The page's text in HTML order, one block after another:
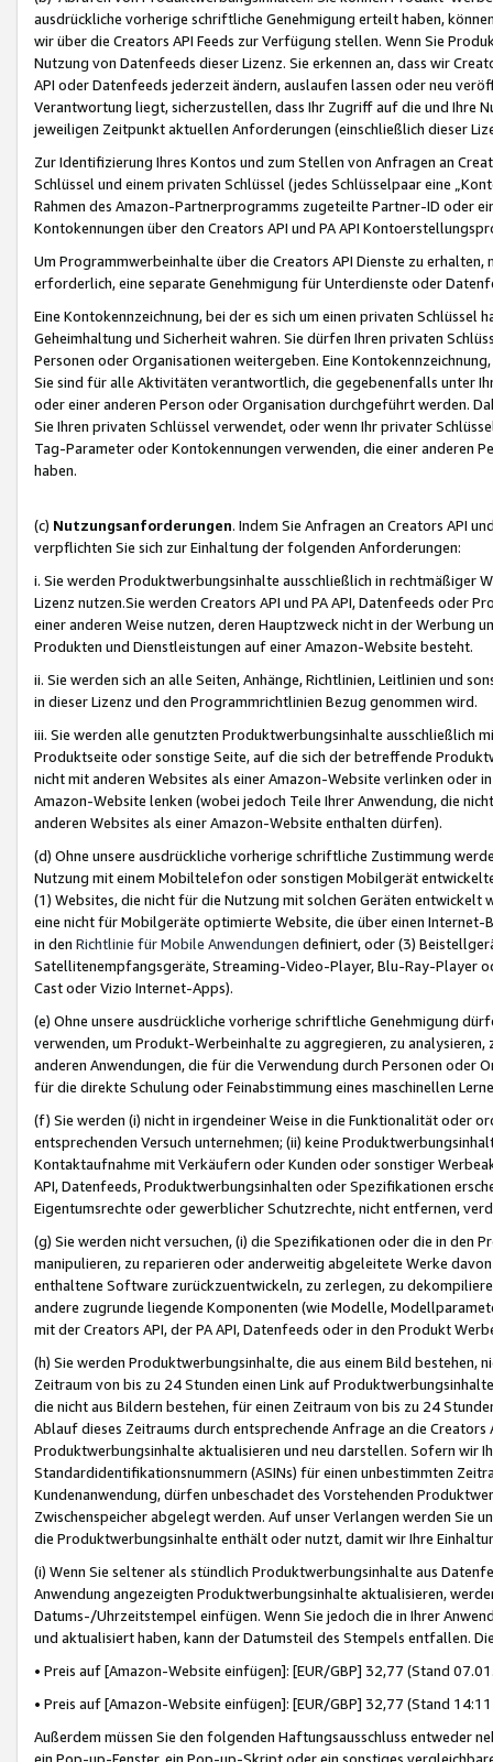
ausdrückliche vorherige schriftliche Genehmigung erteilt haben,
wir über die Creators API Feeds zur Verfügung stellen. Wenn Sie
Nutzung von Datenfeeds dieser Lizenz. Sie erkennen an, dass wir
API oder Datenfeeds jederzeit ändern, auslaufen lassen oder neu
Verantwortung liegt, sicherzustellen, dass Ihr Zugriff auf die und Ihre
jeweiligen Zeitpunkt aktuellen Anforderungen (einschließlich dieser
Zur Identifizierung Ihres Kontos und zum Stellen von Anfragen an
Schlüssel und einem privaten Schlüssel (jedes Schlüsselpaar eine
Rahmen des Amazon-Partnerprogramms zugeteilte Partner-ID oder
Kontokennungen über den Creators API und PA API
Um Programmwerbeinhalte über die Creators API Dienste zu
erforderlich, eine separate Genehmigung für Unterdienste oder
Eine Kontokennzeichnung, bei der es sich um einen privaten
Geheimhaltung und Sicherheit wahren. Sie dürfen Ihren privaten
Personen oder Organisationen weitergeben. Eine
Sie sind für alle Aktivitäten verantwortlich, die gegebenenfalls unter
oder einer anderen Person oder Organisation durchgeführt werden.
Sie Ihren privaten Schlüssel verwendet, oder wenn Ihr privater
Tag-Parameter oder Kontokennungen verwenden, die einer anderen
haben.
(c) Nutzungsanforderungen. Indem Sie Anfragen an Creators API
verpflichten Sie sich zur Einhaltung der folgenden Anforderungen:
i. Sie werden Produktwerbungsinhalte ausschließlich in rechtmäßiger
Lizenz nutzen.Sie werden Creators API und PA API, Datenfeeds oder
einer anderen Weise nutzen, deren Hauptzweck nicht in der Werbung
Produkten und Dienstleistungen auf einer Amazon-Website besteht.
ii. Sie werden sich an alle Seiten, Anhänge, Richtlinien, Leitlinien und
in dieser Lizenz und den Programmrichtlinien Bezug genommen wird.
iii. Sie werden alle genutzten Produktwerbungsinhalte ausschließlich
Produktseite oder sonstige Seite, auf die sich der betreffende
nicht mit anderen Websites als einer Amazon-Website verlinken oder
Amazon-Website lenken (wobei jedoch Teile Ihrer Anwendung, die
anderen Websites als einer Amazon-Website enthalten dürfen).
(d) Ohne unsere ausdrückliche vorherige schriftliche Zustimmung
Nutzung mit einem Mobiltelefon oder sonstigen Mobilgerät
(1) Websites, die nicht für die Nutzung mit solchen Geräten
eine nicht für Mobilgeräte optimierte Website, die über einen
in den Richtlinie für Mobile Anwendungen definiert, oder (3)
Satellitenempfangsgeräte, Streaming-Video-Player, Blu-Ray-Player
Cast oder Vizio Internet-Apps).
(e) Ohne unsere ausdrückliche vorherige schriftliche Genehmigung
verwenden, um Produkt-Werbeinhalte zu aggregieren, zu
anderen Anwendungen, die für die Verwendung durch Personen
für die direkte Schulung oder Feinabstimmung eines maschinellen
(f) Sie werden (i) nicht in irgendeiner Weise in die Funktionalität oder
entsprechenden Versuch unternehmen; (ii) keine
Kontaktaufnahme mit Verkäufern oder Kunden oder sonstiger
API, Datenfeeds, Produktwerbungsinhalten oder Spezifikationen
Eigentumsrechte oder gewerblicher Schutzrechte, nicht entfernen,
(g) Sie werden nicht versuchen, (i) die Spezifikationen oder die in
manipulieren, zu reparieren oder anderweitig abgeleitete Werke
enthaltene Software zurückzuentwickeln, zu zerlegen, zu
andere zugrunde liegende Komponenten (wie Modelle,
mit der Creators API, der PA API, Datenfeeds oder in den Produkt
(h) Sie werden Produktwerbungsinhalte, die aus einem Bild bestehen,
Zeitraum von bis zu 24 Stunden einen Link auf
die nicht aus Bildern bestehen, für einen Zeitraum von bis zu 24
Ablauf dieses Zeitraums durch entsprechende Anfrage an die
Produktwerbungsinhalte aktualisieren und neu darstellen. Sofern wir
Standardidentifikationsnummern (ASINs) für einen unbestimmten
Kundenanwendung, dürfen unbeschadet des Vorstehenden
Zwischenspeicher abgelegt werden. Auf unser Verlangen werden Sie
die Produktwerbungsinhalte enthält oder nutzt, damit wir Ihre
(i) Wenn Sie seltener als stündlich Produktwerbungsinhalte aus
Anwendung angezeigten Produktwerbungsinhalte aktualisieren,
Datums-/Uhrzeitstempel einfügen. Wenn Sie jedoch die in Ihrer
und aktualisiert haben, kann der Datumsteil des Stempels entfallen.
• Preis auf [Amazon-Website einfügen]: [EUR/GBP] 32,77 (Stand
• Preis auf [Amazon-Website einfügen]: [EUR/GBP] 32,77 (Stand
Außerdem müssen Sie den folgenden Haftungsausschluss entweder
ein Pop-up-Fenster, ein Pop-up-Skript oder ein sonstiges